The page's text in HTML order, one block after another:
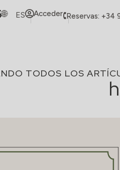
ES Acceder Reservas: +34
TODOS LOS